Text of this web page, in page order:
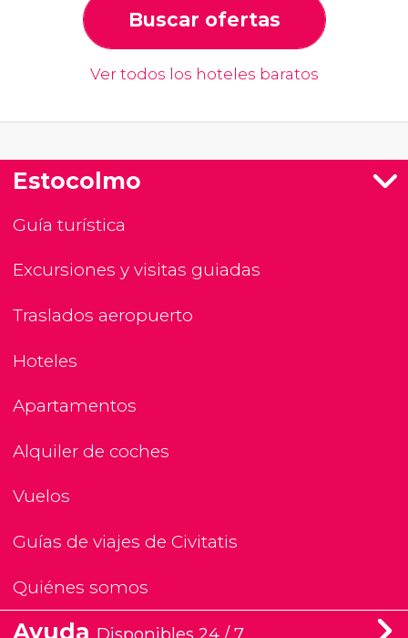
Buscar ofertas
Ver todos los hoteles baratos
Estocolmo
Guía turística
Excursiones y visitas guiadas
Traslados aeropuerto
Hoteles
Apartamentos
Alquiler de coches
Vuelos
Guías de viajes de Civitatis
Quiénes somos
Ayuda